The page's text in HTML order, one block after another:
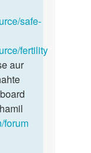
safe-
fertility
aur
forum